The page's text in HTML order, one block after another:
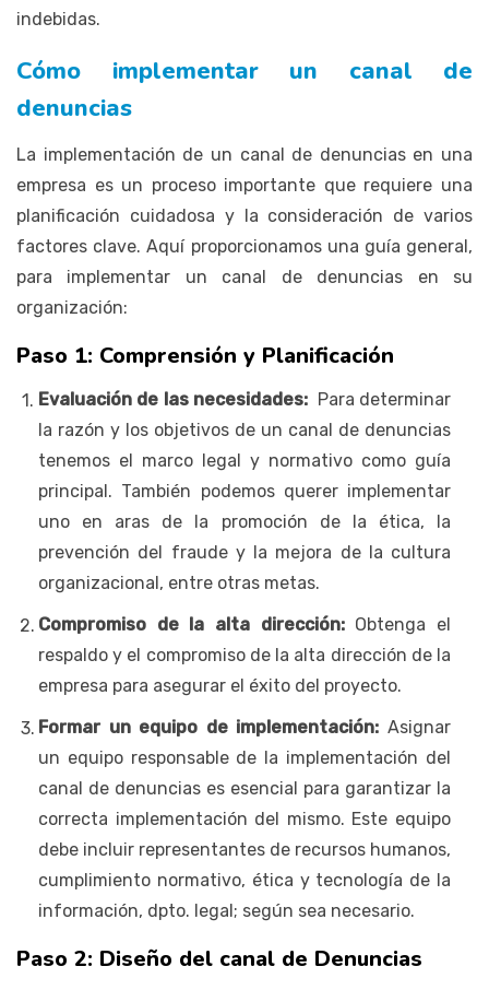
indebidas.
Cómo implementar un canal de
denuncias
La implementación de un canal de denuncias en una
empresa es un proceso importante que requiere una
planificación cuidadosa y la consideración de varios
factores clave. Aquí proporcionamos una guía general,
para implementar un canal de denuncias en su
organización:
Paso 1: Comprensión y Planificación
Evaluación de las necesidades: Para determinar
la razón y los objetivos de un canal de denuncias
tenemos el marco legal y normativo como guía
principal. También podemos querer implementar
uno en aras de la promoción de la ética, la
prevención del fraude y la mejora de la cultura
organizacional, entre otras metas.
Compromiso de la alta dirección:Obtenga el
respaldo y el compromiso de la alta dirección de la
empresa para asegurar el éxito del proyecto.
Formar un equipo de implementación: Asignar
un equipo responsable de la implementación del
canal de denuncias es esencial para garantizar la
correcta implementación del mismo. Este equipo
debe incluir representantes de recursos humanos,
cumplimiento normativo, ética y tecnología de la
información, dpto. legal; según sea necesario.
Paso 2: Diseño del canal de Denuncias